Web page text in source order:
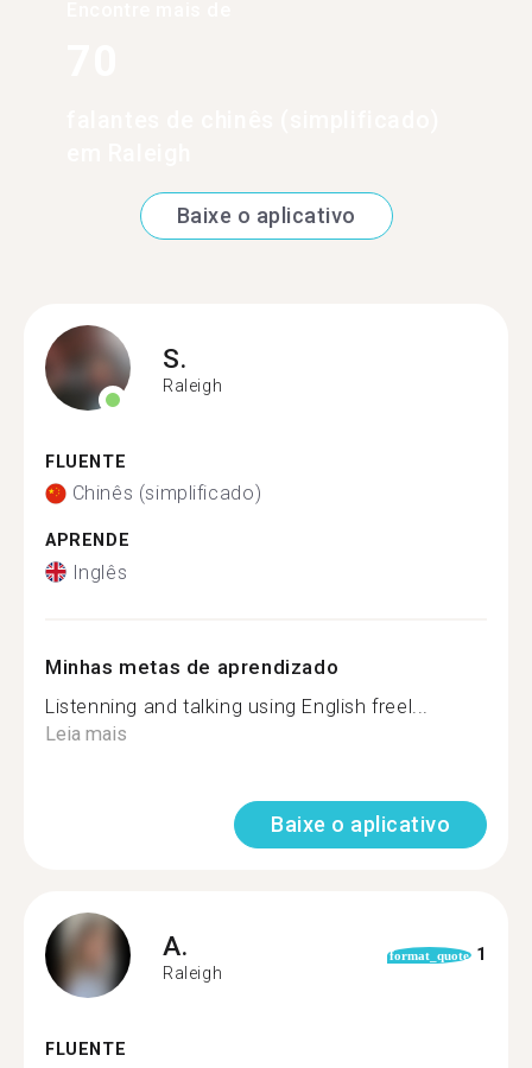
Baixe o aplicativo
S.
Raleigh
FLUENTE
Chinês (simplificado)
APRENDE
Inglês
Minhas metas de aprendizado
Listenning and talking using English freel...
Leia mais
Baixe o aplicativo
A.
Raleigh
format_quote 1
FLUENTE